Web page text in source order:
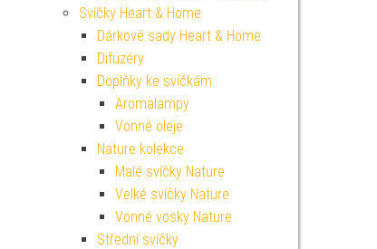
Svíčky Heart & Home
Dárkové sady Heart & Home
Difuzéry
Doplňky ke svíčkám
Aromalampy
Vonné oleje
Nature kolekce
Malé svíčky Nature
Velké svíčky Nature
Vonné vosky Nature
Střední svíčky